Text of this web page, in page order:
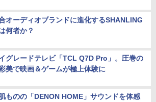
オーディオブランドに進化するSHANLING
何者か？
グレードテレビ「TCL Q7D Pro」。圧巻の
美で映画＆ゲームが極上体験に
ものの「DENON HOME」サウンドを体感